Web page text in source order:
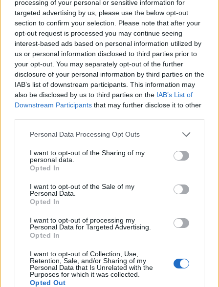
processing of your personal or sensitive information for
targeted advertising by us, please use the below opt-out
section to confirm your selection. Please note that after your
opt-out request is processed you may continue seeing
interest-based ads based on personal information utilized by
us or personal information disclosed to third parties prior to
your opt-out. You may separately opt-out of the further
disclosure of your personal information by third parties on the
IAB’s list of downstream participants. This information may
also be disclosed by us to third parties on the IAB’s List of
Downstream Participants that may further disclose it to other
Personal Data Processing Opt Outs
I want to opt-out of the Sharing of my
personal data.
Opted In
I want to opt-out of the Sale of my
Personal Data.
Opted In
I want to opt-out of processing my
Personal Data for Targeted Advertising.
Opted In
I want to opt-out of Collection, Use,
Retention, Sale, and/or Sharing of my
Personal Data that Is Unrelated with the
Purposes for which it was collected.
Opted Out
«Παιδιά ο Στέλιος είναι καλά!! Μια μικρή
περιπέτεια είχε. Του ευχόμαστε γρήγορη
ανάρρωση!!!»,γράφει η λεζάντα της
ανάρτησης στην επίσημη σελίδα του Στέλιου
Ρόκκου.